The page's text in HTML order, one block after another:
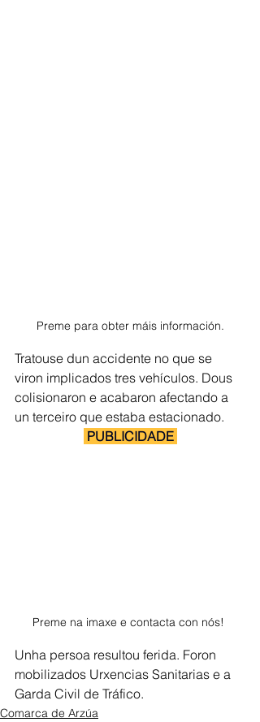
Preme para obter máis información.
Tratouse dun accidente no que se
viron implicados tres vehículos. Dous
colisionaron e acabaron afectando a
un terceiro que estaba estacionado.
PUBLICIDADE
Preme na imaxe e contacta con nós!
Unha persoa resultou ferida. Foron
mobilizados Urxencias Sanitarias e a
Garda Civil de Tráfico.
Comarca de Arzúa